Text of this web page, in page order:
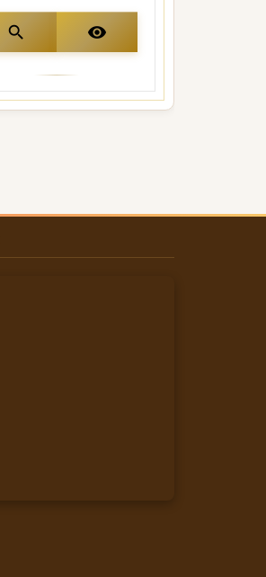
search visibility